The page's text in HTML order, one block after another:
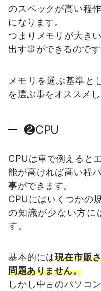
のスペックが高い程
になります。
つまりメモリが大き
出す事ができるのです
メモリを選ぶ基準と
を選ぶ事をオススメし
❷CPU
CPUは車で例えると
能が高ければ高い程
事ができます。
CPUにはいくつかの
の知識が少ない方に
す。
基本的には現在市販
問題ありません。
しかし中古のパソコ